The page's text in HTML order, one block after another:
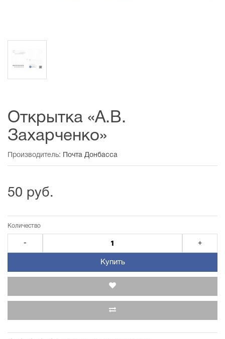
Открытка «А.В.
Захарченко»
Производитель: Почта Донбасса
50 руб.
Количество
- +
Купить